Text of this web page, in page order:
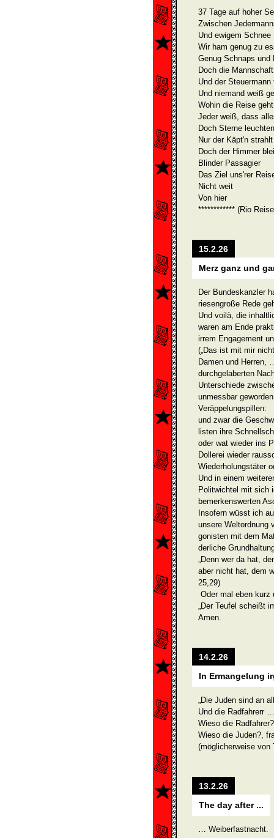
37 Tage auf hoher
Zwischen
Und ewigem Schnee
Wir ham genug zu
Genug Schnaps und
Doch die
Und der Steuermann
Und niemand weiß
Wohin die Reise geht
Jeder weiß, dass
Doch Sterne
Nur der Käpt'n strahlt
Doch der Himmer
Blinder Passagier
Das Ziel uns'rer
Nicht weit
Von hier
************ (Rio
15.2.26
Merz ganz und
Der Bundeskanzler
riesengroße Rede
Und voilà, die
waren am Ende
irrem Engagement
(„Das ist mit mir
Damen und Herren,
durchgelaberten
Unterschiede
unmessbar
Veräppelungspillen:
und zwar die
listen ihre
oder wat wieder ins
Dollerei wieder
Wiederho­lungstäter
Und in einem
Politwichtel mit sich
bemerkenswerten
Insofern wüsst ich
unsere Weltordnung
gonisten mit dem
derliche
„Denn wer da hat,
aber nicht hat, dem
25,29)
Oder mal eben kurz
„Der Teufel scheißt
Amen.
14.2.26
In Ermangelung
„Die Juden sind an
Und die Radfahrerr
Wieso die
Wieso die Juden?,
(möglicherweise von
13.2.26
The day after ...
… Weiberfastnacht.